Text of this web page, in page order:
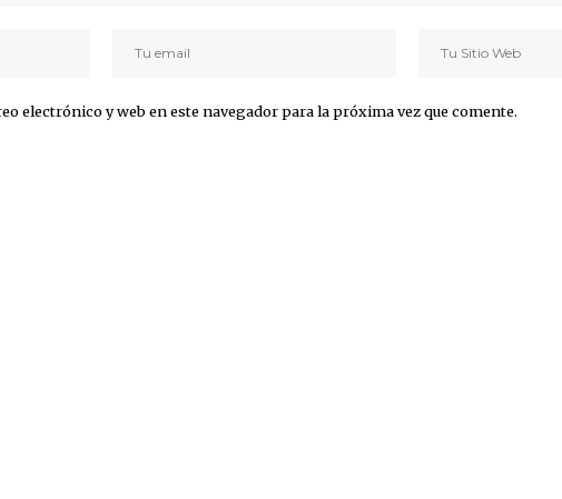
electrónico y web en este navegador para la próxima vez que comente.